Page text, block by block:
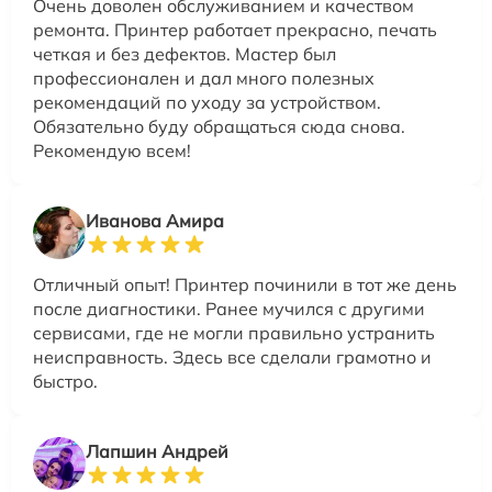
Очень доволен обслуживанием и качеством
ремонта. Принтер работает прекрасно, печать
четкая и без дефектов. Мастер был
профессионален и дал много полезных
рекомендаций по уходу за устройством.
Обязательно буду обращаться сюда снова.
Рекомендую всем!
Иванова Амира
Отличный опыт! Принтер починили в тот же день
после диагностики. Ранее мучился с другими
сервисами, где не могли правильно устранить
неисправность. Здесь все сделали грамотно и
быстро.
Лапшин Андрей